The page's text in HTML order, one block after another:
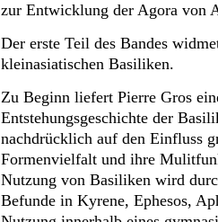
zur Entwicklung der Agora von
Der erste Teil des Bandes
kleinasiatischen Basiliken.
Zu Beginn liefert Pierre Gros
Entstehungsgeschichte der
nachdrücklich auf den Einfluss
Formenvielfalt und ihre
Nutzung von Basiliken wird
Befunde in Kyrene, Ephesos,